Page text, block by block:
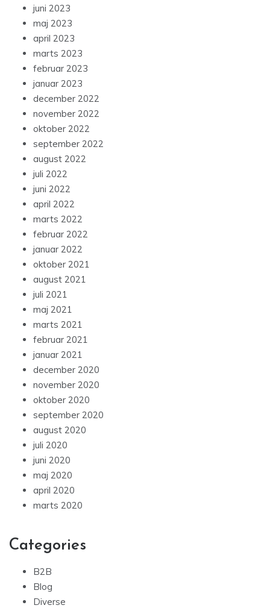
juni 2023
maj 2023
april 2023
marts 2023
februar 2023
januar 2023
december 2022
november 2022
oktober 2022
september 2022
august 2022
juli 2022
juni 2022
april 2022
marts 2022
februar 2022
januar 2022
oktober 2021
august 2021
juli 2021
maj 2021
marts 2021
februar 2021
januar 2021
december 2020
november 2020
oktober 2020
september 2020
august 2020
juli 2020
juni 2020
maj 2020
april 2020
marts 2020
Categories
B2B
Blog
Diverse